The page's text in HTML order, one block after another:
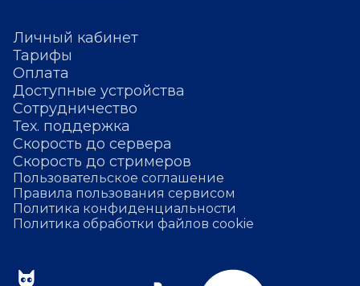
Личный кабинет
Тарифы
Оплата
Доступные устройства
Сотрудничество
Тех. поддержка
Скорость до сервера
Скорость до стримеров
Пользовательское соглашение
Правила пользования сервисом
Политика конфиденциальности
Политика обработки файлов cookie